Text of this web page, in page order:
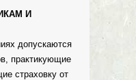
И
допускаются
практикующие
страховку от